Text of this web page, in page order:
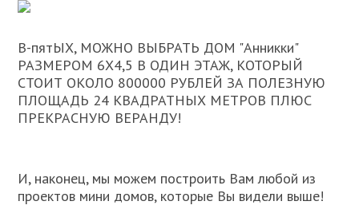
В-пятЫХ, МОЖНО ВЫБРАТЬ ДОМ "Анникки"
РАЗМЕРОМ 6Х4,5 В ОДИН ЭТАЖ, КОТОРЫЙ
СТОИТ ОКОЛО 800000 РУБЛЕЙ ЗА ПОЛЕЗНУЮ
ПЛОЩАДЬ 24 КВАДРАТНЫХ МЕТРОВ ПЛЮС
ПРЕКРАСНУЮ ВЕРАНДУ!
И, наконец, мы можем построить Вам любой из
проектов мини домов, которые Вы видели выше!